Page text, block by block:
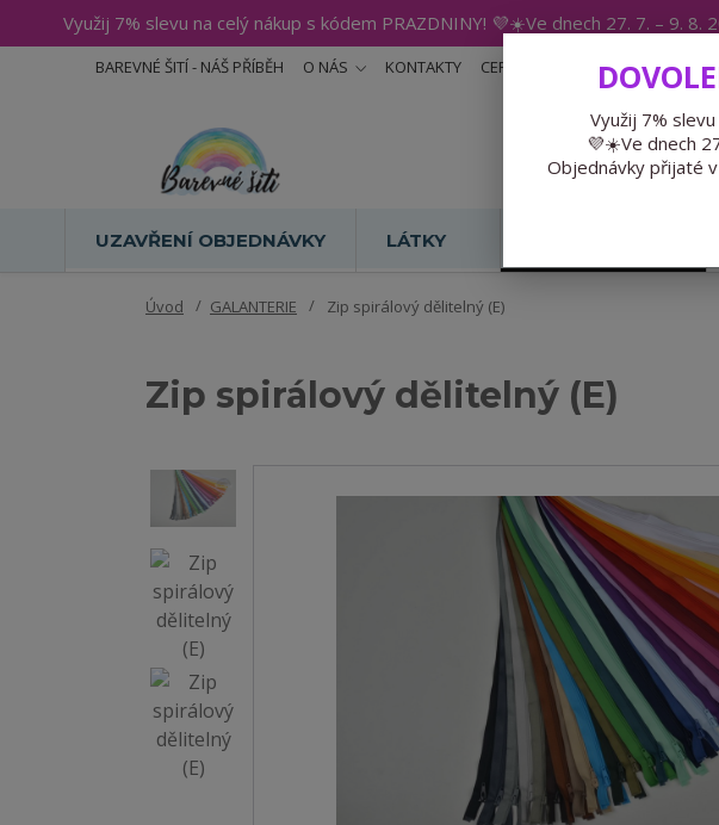
Využij 7% slevu na celý nákup s kódem PRAZDNINY! 💜☀️Ve dnech 27. 7. – 9.
BAREVNÉ ŠITÍ - NÁŠ PŘÍBĚH O NÁS KONTAKTY CERTIFIKÁTY BLOG
UZAVŘENÍ OBJEDNÁVKY LÁTKY
Úvod GALANTERIE Zip spirálový dělitelný (E)
Zip spirálový dělitelný (E)
Využij 7%
💜☀️Ve dnech
Objednávky přijaté